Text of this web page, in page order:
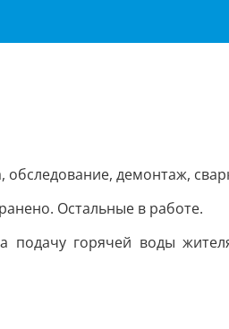
обследование, демонтаж,
Остальные в работе.
подачу горячей воды